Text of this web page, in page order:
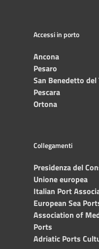
Accessi in porto
Ancona
Pesaro
San Benedetto del
Pescara
Ortona
Collegamenti
Presidenza del
Unione europea
Italian Port
European Sea
Association of
Ports
Adriatic Ports